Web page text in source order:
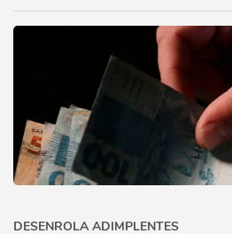
DESENROLA ADIMPLENTES